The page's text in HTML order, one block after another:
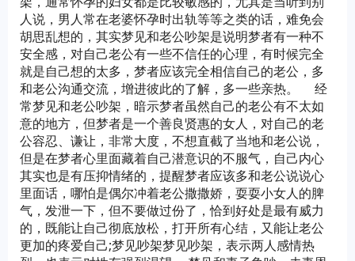
人说，男人常在老婆怀孕时出轨等等之类的话，难免会
胡思乱想的，其实梦见和老公吵架是说明梦者有一种不
安全感，对自己老公有一些不信任的心理，有时候完全
就是自己想的太多，梦者应该完全相信自己的老公，多
和老公沟通交流，增进彼此的了解，多一些亲热。 经
常梦见和老公吵架，暗示梦者虽然自己的老公有不太如
意的地方，但梦者是一个善良贤惠的女人，对自己的老
公容忍、谦让，非常大度，不想直截了当地和老公说，
但是在梦者心里面藏着自己潜意识的不服气，自己内心
其实也是有压抑情绪的，提醒梦者应该多和老公说说心
里面话，哪怕是偶尔冲着老公撒撒娇，耍耍小女人的脾
气，发泄一下，但不要做过份了，恰到好处是最有威力
的，既能让自己彻底放松，打开所有心结，又能让老公
更加的疼爱自己;梦见吵架梦见吵架，表示两人感情热